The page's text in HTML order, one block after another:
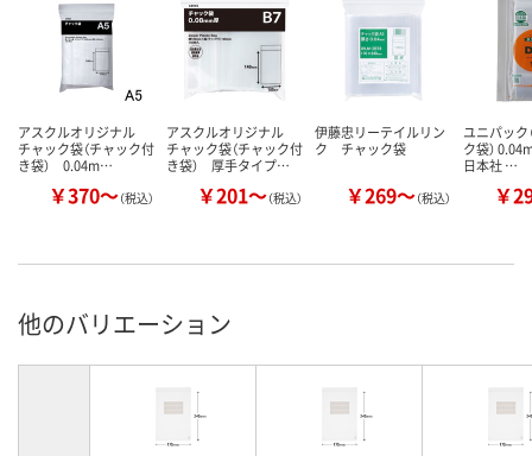
アスクルオリジナル
チャック袋（チャック付
き袋） 0.04m…
￥370～（税込）
アスクルオリジナル
チャック袋（チャック付
き袋） 厚手タイプ…
￥201～（税込）
伊藤忠リーテイルリン
ク チャック袋
￥269～（税込）
ユニパック
ク袋）
日本社 …
￥
他のバリエーション